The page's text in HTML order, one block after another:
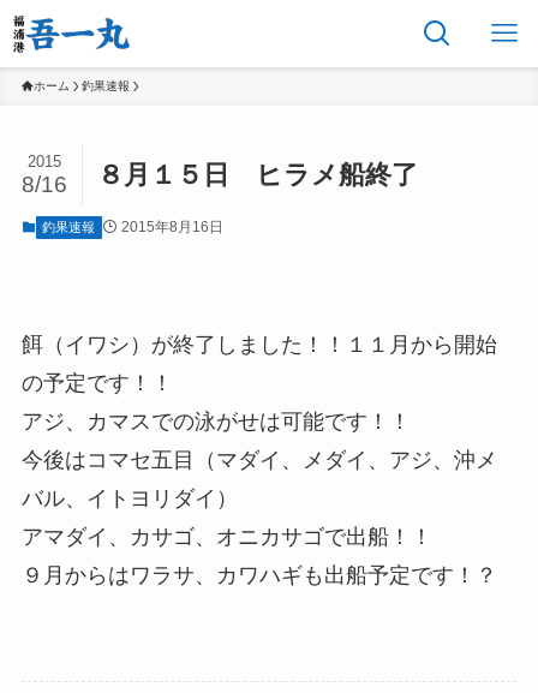
ホーム 釣果速報
８月１５日 ヒラメ船終了
2015
8/16
釣果速報 2015年8月16日
餌（イワシ）が終了しました！！１１月から開始
の予定です！！
アジ、カマスでの泳がせは可能です！！
今後はコマセ五目（マダイ、メダイ、アジ、沖メ
バル、イトヨリダイ）
アマダイ、カサゴ、オニカサゴで出船！！
９月からはワラサ、カワハギも出船予定です！？